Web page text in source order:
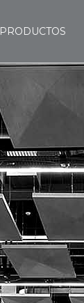
PRODUCTOS